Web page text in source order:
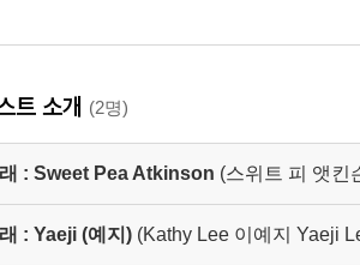
트 소개 (2명)
: Sweet Pea Atkinson (스위트 피 앳킨
: Yaeji (예지) (Kathy Lee 이예지 Yaeji